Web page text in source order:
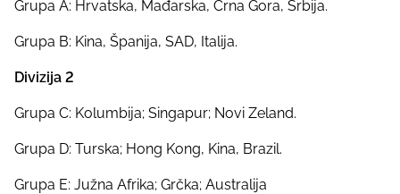
Grupa A: Hrvatska, Mađarska, Crna Gora, Srbija.
Grupa B: Kina, Španija, SAD, Italija.
Divizija 2
Grupa C: Kolumbija; Singapur; Novi Zeland.
Grupa D: Turska; Hong Kong, Kina, Brazil.
Grupa E: Južna Afrika; Grčka; Australija